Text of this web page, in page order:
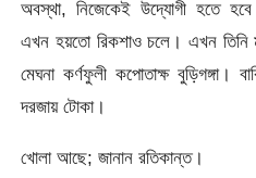
অবস্থা, নিজেকেই উদ্যোগী হতে
এখন হয়তো রিকশাও চলে। এখন তিনি
মেঘনা কর্ণফুলী কপোতাক্ষ বুড়িগঙ্গা।
দরজায় টোকা।
খোলা আছে; জানান রতিকান্ত।